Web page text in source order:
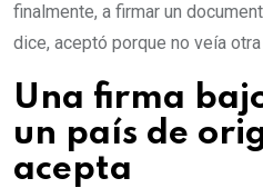
finalmente, a firmar un
dice, aceptó porque no veía
Una firma
un país de
acepta